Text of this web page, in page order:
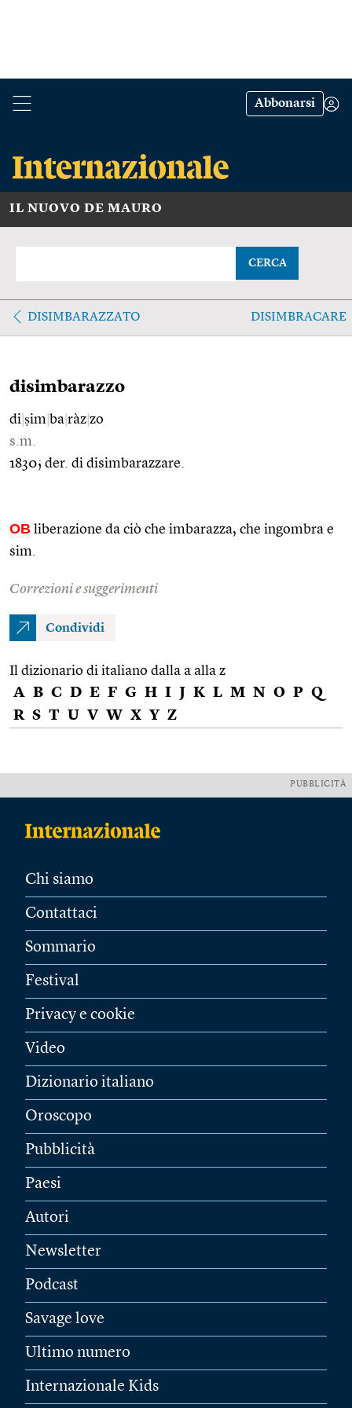
Abbonarsi
IL NUOVO DE MAURO
CERCA
DISIMBARAZZATO DISIMBRACARE
disimbarazzo
di ṣim ba ràz zo
s.m.
1830; der. di disimbarazzare.
OB liberazione da ciò che imbarazza, che ingombra e
sim.
Correzioni e suggerimenti
Condividi
Il dizionario di italiano dalla a alla z
A B C D E F G H I J K L M N O P Q
R S T U V W X Y Z
PUBBLICITÀ
Chi siamo
Contattaci
Sommario
Festival
Privacy e cookie
Video
Dizionario italiano
Oroscopo
Pubblicità
Paesi
Autori
Newsletter
Podcast
Savage love
Ultimo numero
Internazionale Kids